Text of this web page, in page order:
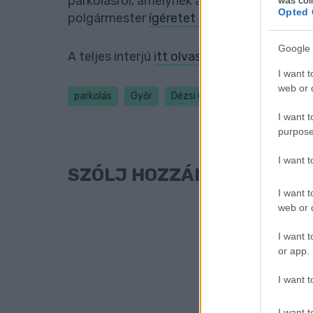
Opted
Google
I want
web or
I want
I want
I want
web or
I want
or app.
I want
polgármester ígéretet tett rá , hogy
A teljes interjú itt olvasható
parkolás Győr Dézsi Csaba András
SZÓLJ HOZZÁ!